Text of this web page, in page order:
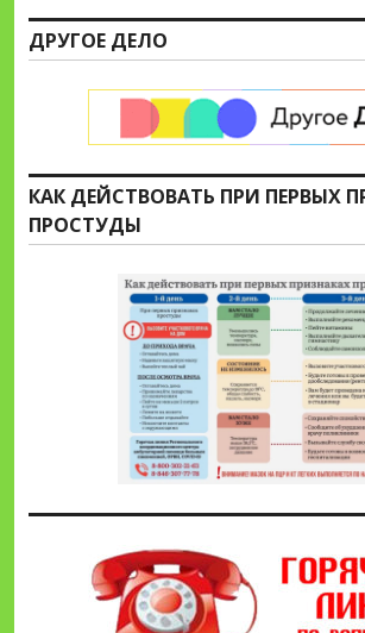
ДРУГОЕ ДЕЛО
КАК ДЕЙСТВОВАТЬ ПРИ ПЕРВЫХ
ПРОСТУДЫ